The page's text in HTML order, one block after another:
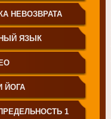
НЕВОЗВРАТА
ЯЗЫК
ЙОГА
1